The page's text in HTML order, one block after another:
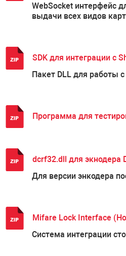
WebSocket интерфейс
выдачи всех видов
SDK для интеграции с
Пакет DLL для работы
Программа для
dcrf32.dll для экнодера
Для версии энкодера
Mifare Lock Interface
Система интеграции